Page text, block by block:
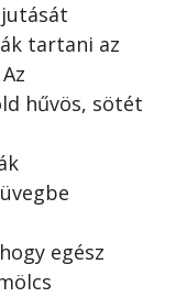
tartani az
hűvös, sötét
egész